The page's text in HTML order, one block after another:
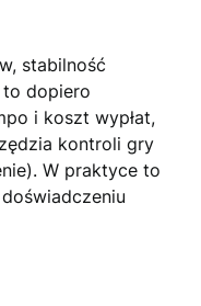
stabilność
to dopiero
i koszt wypłat,
kontroli gry
W praktyce to